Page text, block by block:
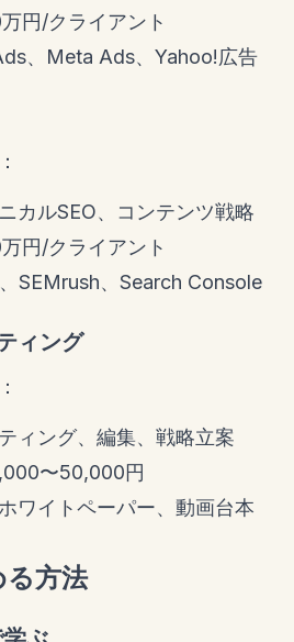
円/クライアント
、Meta Ads、Yahoo!広告
カルSEO、コンテンツ戦略
円/クライアント
SEMrush、Search Console
ィング
ィング、編集、戦略立案
〜50,000円
ワイトペーパー、動画台本
る方法